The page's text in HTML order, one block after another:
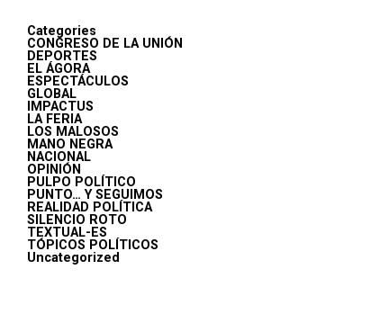
Categories
CONGRESO DE LA UNIÓN
DEPORTES
EL ÁGORA
ESPECTÁCULOS
GLOBAL
IMPACTUS
LA FERIA
LOS MALOSOS
MANO NEGRA
NACIONAL
OPINIÓN
PULPO POLÍTICO
PUNTO… Y SEGUIMOS
REALIDAD POLÍTICA
SILENCIO ROTO
TEXTUAL-ES
TÓPICOS POLÍTICOS
Uncategorized